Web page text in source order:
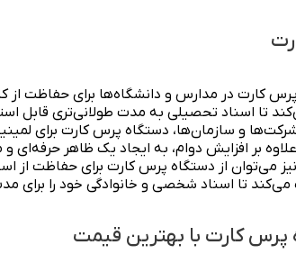
کارت در مدارس و دانشگاه‌ها برای حفاظت از
تا اسناد تحصیلی به مدت طولانی‌تری قابل
و سازمان‌ها، دستگاه پرس کارت برای
علاوه بر افزایش دوام، به ایجاد یک ظاهر
می‌توان از دستگاه پرس کارت برای حفاظت از
تا اسناد شخصی و خانوادگی خود را برای
پرس کارت با بهترین قیمت